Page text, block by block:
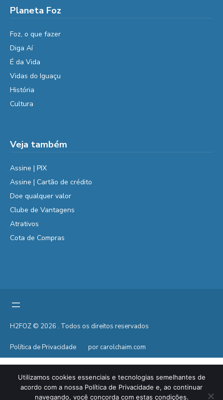
Planeta Foz
Foz, o que fazer
Diga Aí
É da Vida
Vidas do Iguaçu
História
Cultura
Veja também
Assine | PIX
Assine | Cartão de crédito
Doe qualquer valor
Clube de Vantagens
Atrativos
Cota de Compras
H2FOZ © 2026 . Todos os direitos reservados
Política de Privacidade por carolchaim.com
Utilizamos cookies essenciais e tecnologias semelhantes de
acordo com a nossa Política de Privacidade e, ao continuar
navegando, você concorda com estas condições.